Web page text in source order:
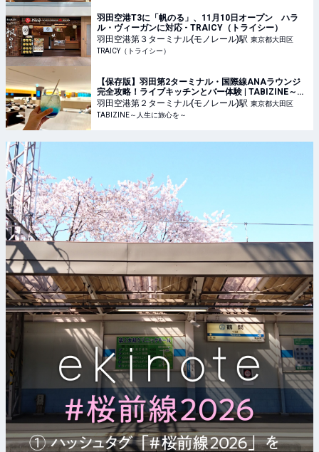
羽田空港T3に「帆のる」、11月10日オープン ハラ
ル・ヴィーガンに対応 - TRAICY（トライシー）
羽田空港第３ターミナル(モノレール)駅 東京都大田区
TRAICY（トライシー）
【保存版】羽田第2ターミナル・国際線ANAラウンジ
完全攻略！ライブキッチンとバー体験 | TABIZINE～人
生に旅心を～
羽田空港第２ターミナル(モノレール)駅 東京都大田区
TABIZINE～人生に旅心を～